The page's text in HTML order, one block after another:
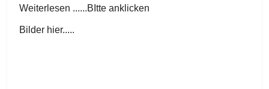
Weiterlesen ......BItte anklicken
Bilder hier.....